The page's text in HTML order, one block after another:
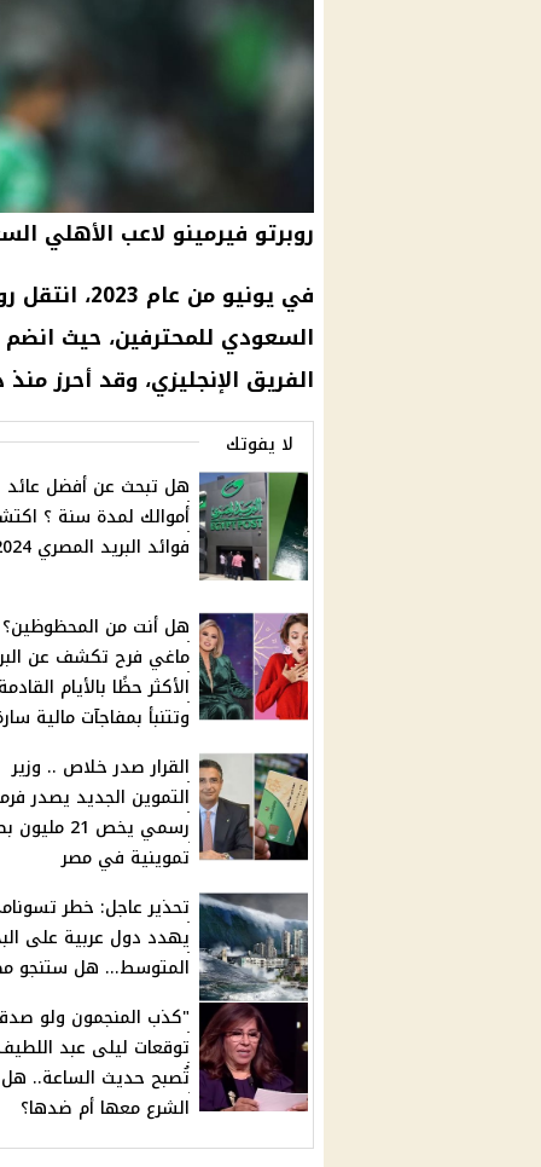
روبرتو فيرمينو لاعب
في يونيو من عام 2023، انتقل روبرتو فيرمينو من
السعودي للمحترفين، حيث
الفريق الإنجليزي، وقد أحرز
لا يفوتك
هل تبحث عن أفضل
أموالك لمدة سنة ؟
فوائد البريد المصري 2024
هل أنت من المحظوظين؟
ماغي فرح تكشف عن
الأكثر حظًا بالأيام
وتتنبأ بمفاجآت مالية
القرار صدر خلاص .. وزير
التموين الجديد يصدر
رسمي يخص 21
تموينية في مصر
تحذير عاجل: خطر
يهدد دول عربية على
المتوسط... هل ستنجو
"كذب المنجمون ولو
توقعات ليلى عبد
تُصبح حديث الساعة..
الشرع معها أم ضدها؟